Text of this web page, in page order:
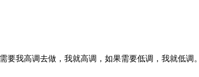
我高调去做，我就高调，如果需要低调，我就低调